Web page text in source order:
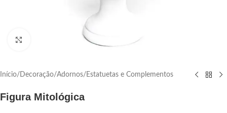
Click para aumentar
Início/ Decoração/Adornos/ Estatuetas e Complementos
Figura Mitológica